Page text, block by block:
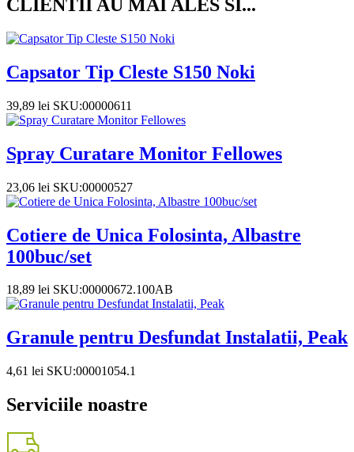
CLIENTII AU MAI ALES SI...
Capsator Tip Cleste S150 Noki
39,89 lei SKU:00000611
Spray Curatare Monitor Fellowes
23,06 lei SKU:00000527
Cotiere de Unica Folosinta, Albastre
100buc/set
18,89 lei SKU:00000672.100AB
Granule pentru Desfundat Instalatii, Peak
4,61 lei SKU:00001054.1
Serviciile noastre